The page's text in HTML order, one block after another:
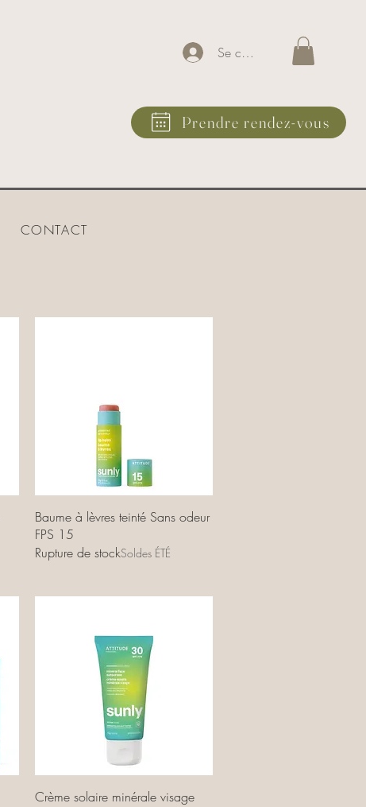
Se connecter
Prendre rendez-vous
CONTACT
Aperçu rapide
Baume à lèvres teinté Sans odeur
FPS 15
Rupture de stockSoldes ÉTÉ
Aperçu rapide
Crème solaire minérale visage